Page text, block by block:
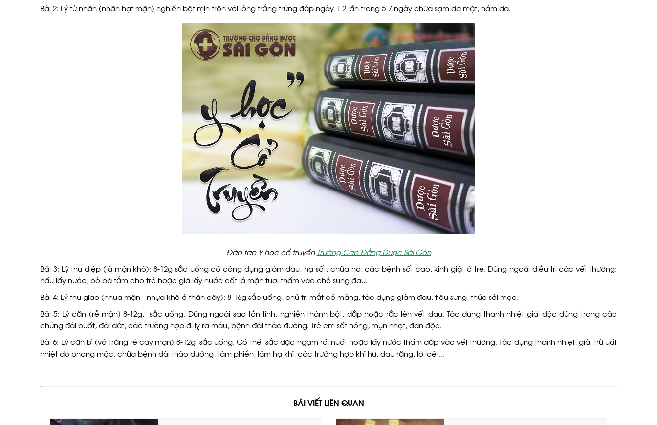
Bài 2: Lý tử nhân (nhân hạt mận) nghiền bột mịn trộn với lòng trắng trứng đắp ngày 1-2 lần trong 5-7 ngày chữa sạm da mặt, nám da.
Đào tao Y học cổ truyền Trường Cao Đẳng Dược Sài Gòn
Bài 3: Lý thụ diệp (lá mận khô): 8-12g sắc uống có công dụng giảm đau, hạ sốt, chữa ho, các bệnh sốt cao, kinh giật ở trẻ. Dùng ngoài điều trị các vết thương:
nấu lấy nước, bỏ bã tắm cho trẻ hoặc giã lấy nước cốt lá mận tươi thấm vào chỗ sưng đau.
Bài 4: Lý thụ giao (nhựa mận - nhựa khô ở thân cây): 8-16g sắc uống, chủ trị mắt có màng, tác dụng giảm đau, tiêu sưng, thúc sởi mọc.
Bài 5: Lý căn (rễ mận) 8-12g, sắc uống. Dùng ngoài sao tồn tính, nghiền thành bột, đắp hoặc rắc lên vết đau. Tác dụng thanh nhiệt giải độc dùng trong các
chứng đái buốt, đái dắt, các trường hợp đi lỵ ra máu, bệnh đái tháo đường. Trẻ em sốt nóng, mụn nhọt, đan độc.
Bài 6: Lý căn bì (vỏ trắng rễ cây mận) 8-12g, sắc uống. Có thể sắc đặc ngậm rồi nuốt hoặc lấy nước thấm đắp vào vết thương. Tác dụng thanh nhiệt, giải trừ uất
nhiệt do phong mộc, chữa bệnh đái tháo đường, tâm phiền, làm hạ khí, các trường hợp khí hư, đau răng, lở loét...
BÀI VIẾT LIÊN QUAN